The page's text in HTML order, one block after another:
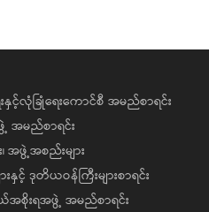
င့်လုံခြုံရေးကောင်စီ အမည်စာရင်း
အမည်စာရင်း
အဖွဲ့အစည်းများ
နှင့် ဒုတိယဝန်ကြီးများစာရင်း
အစိုးရအဖွဲ့ အမည်စာရင်း